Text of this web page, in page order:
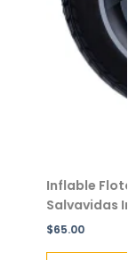
Inflable
Salvavidas
$65.00